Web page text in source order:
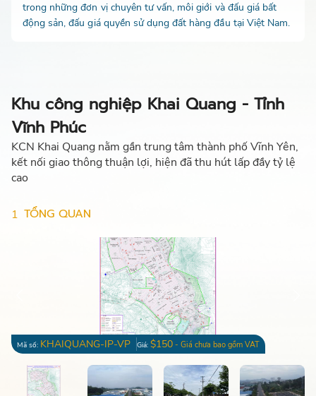
trong những đơn vị chuyên tư vấn, môi giới và đấu giá bất
động sản, đấu giá quyền sử dụng đất hàng đầu tại Việt Nam.
Khu công nghiệp Khai Quang - Tỉnh
Vĩnh Phúc
KCN Khai Quang nằm gần trung tâm thành phố Vĩnh Yên,
kết nối giao thông thuận lợi, hiện đã thu hút lấp đầy tỷ lệ
cao
1 TỔNG QUAN
Mã số: KHAIQUANG-IP-VP Giá: $150 - Giá chưa bao gồm VAT